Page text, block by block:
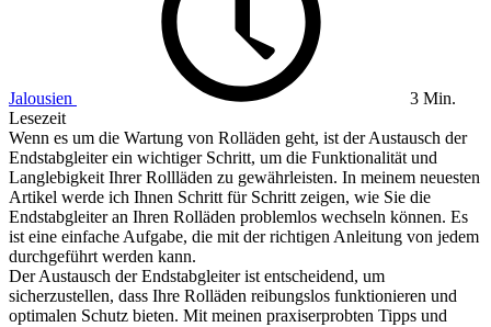
Jalousien
3 Min.
Lesezeit
Wenn es um die Wartung von Rolläden geht, ist der Austausch der
Endstabgleiter ein wichtiger Schritt, um die Funktionalität und
Langlebigkeit Ihrer Rollläden zu gewährleisten. In meinem neuesten
Artikel werde ich Ihnen Schritt für Schritt zeigen, wie Sie die
Endstabgleiter an Ihren Rolläden problemlos wechseln können. Es
ist eine einfache Aufgabe, die mit der richtigen Anleitung von jedem
durchgeführt werden kann.
Der Austausch der Endstabgleiter ist entscheidend, um
sicherzustellen, dass Ihre Rolläden reibungslos funktionieren und
optimalen Schutz bieten. Mit meinen praxiserprobten Tipps und